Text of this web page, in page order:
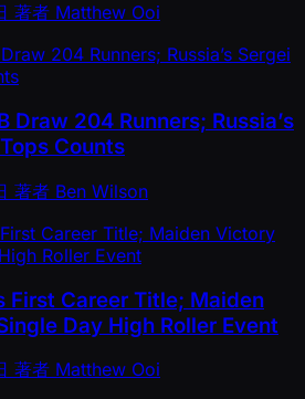
著者 Matthew Ooi
Draw 204 Runners; Russia’s
Counts
著者 Ben Wilson
First Career Title; Maiden
Day High Roller Event
著者 Matthew Ooi